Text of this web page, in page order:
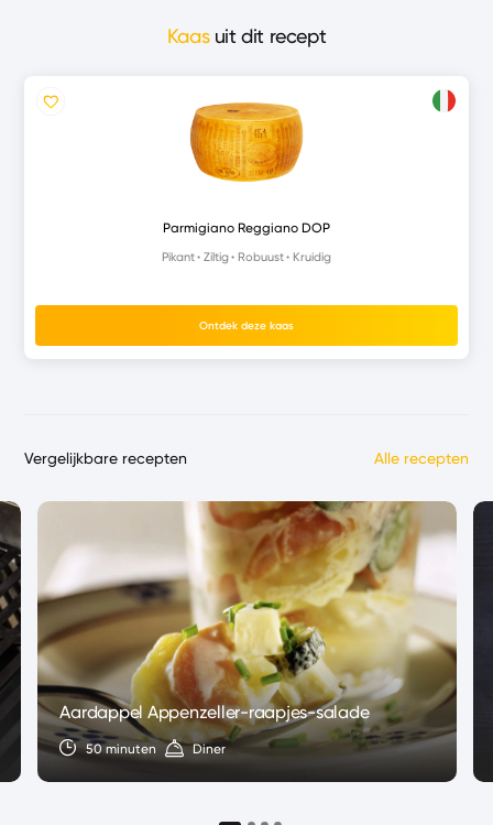
Kaasuit dit recept
Parmigiano Reggiano DOP
Pikant Ziltig Robuust Kruidig
Ontdek deze kaas
Vergelijkbare recepten Alle recepten
Aardappel Appenzeller-raapjes-salade
50 minuten Diner